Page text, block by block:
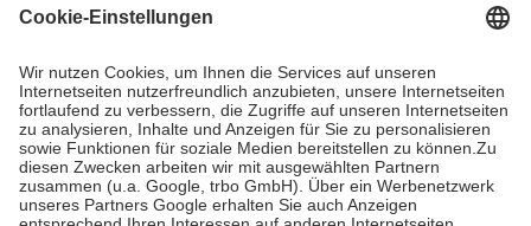
Grundsätzlich leisten Mitglieder Zuzahlungen in Höhe von zehn
höchstens zehn Euro.
Es sind jedoch nie mehr als die tatsächlichen
Kosten der Leistung zu entrichten.
Diese Regeln gelten grundsätzlich auch für Online-Apotheken.
Bei Heilmitteln und häuslicher Krankenpflege beträgt die
Zuzahlung zehn Prozent der Kosten sowie zehn Euro je
Verordnung.
Um das Engagement der Versicherten für ihre eigene Gesundheit zu